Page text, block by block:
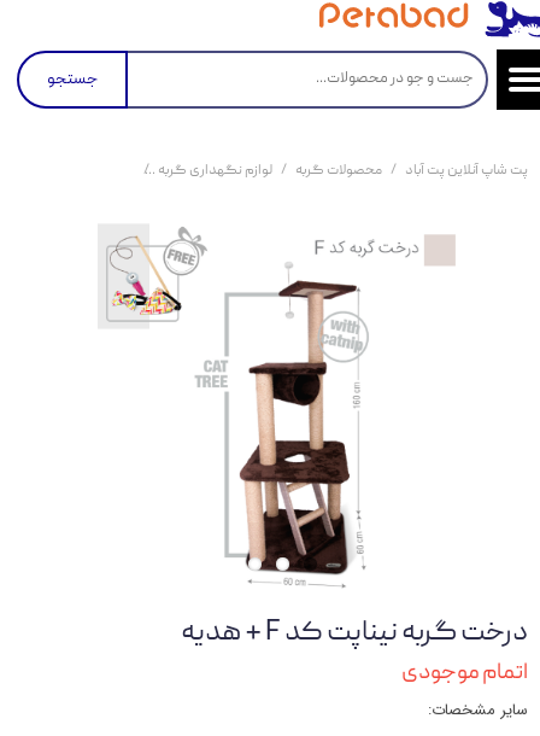
جستجو
پت شاپ آنلاین پت آباد محصولات گربه لوازم نگهداری گربه
درخت گربه نیناپت کد ‌‌‌F + هدیه
اتمام موجودی
سایر مشخصات: